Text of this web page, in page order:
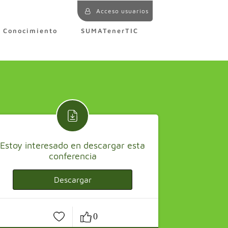
Acceso usuarios
Conocimiento SUMATenerTIC
Estoy interesado en descargar esta
conferencia
Descargar
0